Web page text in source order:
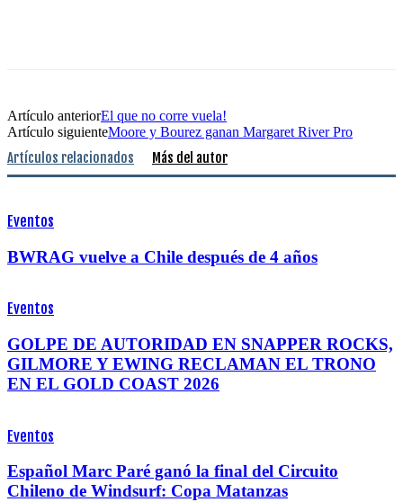
Artículo anteriorEl que no corre vuela!
Artículo siguienteMoore y Bourez ganan Margaret River Pro
Artículos relacionados Más del autor
Eventos
BWRAG vuelve a Chile después de 4 años
Eventos
GOLPE DE AUTORIDAD EN SNAPPER ROCKS,
GILMORE Y EWING RECLAMAN EL TRONO
EN EL GOLD COAST 2026
Eventos
Español Marc Paré ganó la final del Circuito
Chileno de Windsurf: Copa Matanzas